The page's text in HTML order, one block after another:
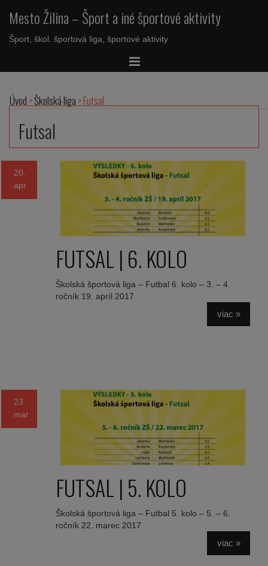
Mesto Žilina – Šport a iné športové aktivity
Šport, škol. športová liga, športové aktivity
Úvod >Školská liga >Futsal
Futsal
20.
apr
FUTSAL | 6. KOLO
Školská športová liga – Futbal 6. kolo – 3. – 4.
ročník 19. apríl 2017
viac »
23.
mar
FUTSAL | 5. KOLO
Školská športová liga – Futbal 5. kolo – 5. – 6.
ročník 22. marec 2017
viac »